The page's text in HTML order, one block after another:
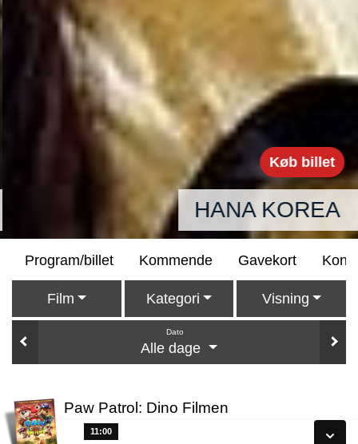
HANA KOREA
Køb billet
Program/billet Kommende Gavekort
Film Kategori Visning
Dato
Alle dage
Paw Patrol: Dino Filmen
11:00